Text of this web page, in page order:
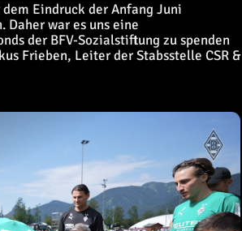
Eindruck der Anfang Juni
Daher war es uns eine
der BFV-Sozialstiftung zu spenden
Frieben, Leiter der Stabsstelle CSR &